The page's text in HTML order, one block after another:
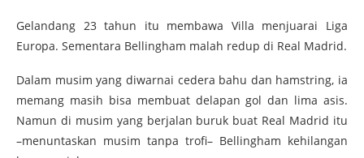
Gelandang 23 tahun itu membawa Villa menjuarai Liga
Europa. Sementara Bellingham malah redup di Real Madrid.
Dalam musim yang diwarnai cedera bahu dan hamstring, ia
memang masih bisa membuat delapan gol dan lima asis.
Namun di musim yang berjalan buruk buat Real Madrid itu
–menuntaskan musim tanpa trofi– Bellingham kehilangan